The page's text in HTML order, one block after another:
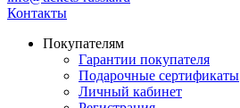
Контакты
Покупателям
Гарантии покупателя
Подарочные сертификаты
Личный кабинет